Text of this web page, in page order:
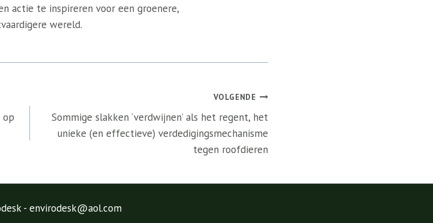
actie te inspireren voor een groenere,
wereld.
op
VOLGENDE
Sommige slakken ‘verdwijnen’ als het regent, het
unieke (en effectieve) verdedigingsmechanisme
tegen roofdieren
- envirodesk@aol.com